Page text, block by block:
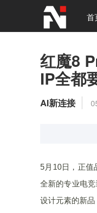
首
红魔8
IP全都
AI新连接
5月10日，正值
全新的专业电
设计元素的新